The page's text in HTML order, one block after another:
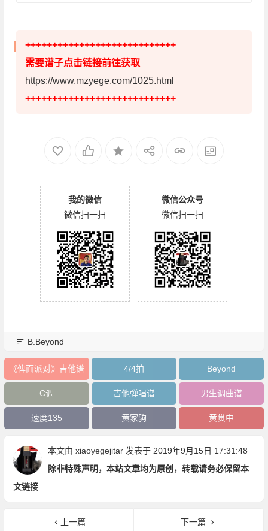
++++++++++++++++++++++++++++
需要谱子点击链接前往获取
https://www.mzyege.com/1025.html
++++++++++++++++++++++++++++
我的微信
微信扫一扫
微信公众号
微信扫一扫
B.Beyond
《俾面派对》吉他谱 4/4拍 Beyond
C调 吉他弹唱谱 男生调曲谱
速度135 黄家驹 黄贯中
本文由 xiaoyegejitar发表于 2019年9月15日 17:31:48
除非特殊声明，本站文章均为原创，转载请务必保留本
文链接
上一篇
下一篇